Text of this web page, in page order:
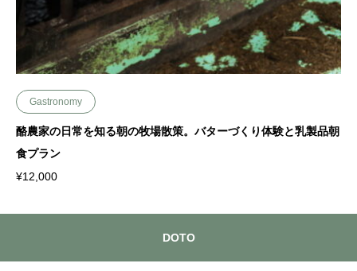
Gastronomy
酪農家の日常を知る朝の牧場散策。バターづくり体験と乳製品朝
食プラン
¥12,000
DOTO